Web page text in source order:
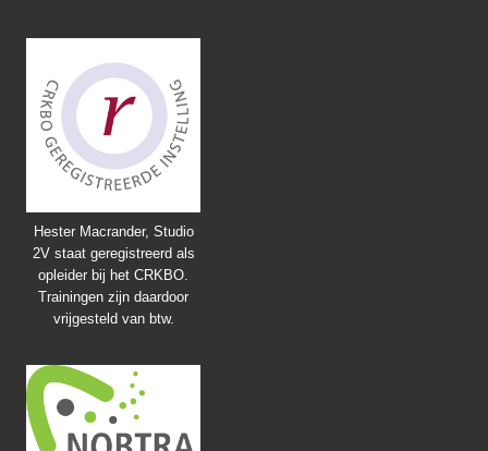
Hester Macrander, Studio
2V staat geregistreerd als
opleider bij het CRKBO.
Trainingen zijn daardoor
vrijgesteld van btw.